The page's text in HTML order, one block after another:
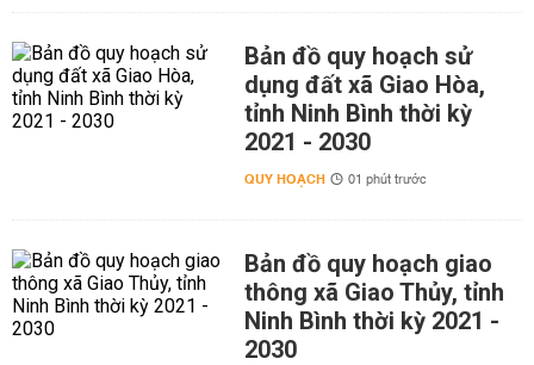
Bản đồ quy hoạch sử
dụng đất xã Giao Hòa,
tỉnh Ninh Bình thời kỳ
2021 - 2030
QUY HOẠCH 01 phút trước
Bản đồ quy hoạch giao
thông xã Giao Thủy, tỉnh
Ninh Bình thời kỳ 2021 -
2030